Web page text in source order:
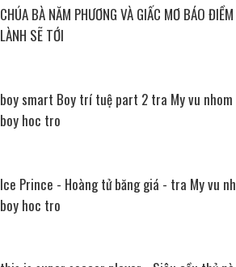
CHÚA BÀ NĂM PHƯƠNG VÀ GIẤC MƠ BÁO ĐIỀM
LÀNH SẼ TỚI
boy smart Boy trí tuệ part 2 tra My vu nhom
boy hoc tro
Ice Prince - Hoàng tử băng giá - tra My vu
boy hoc tro